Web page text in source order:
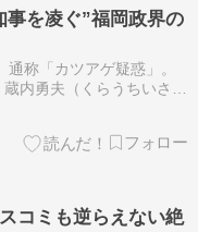
を凌ぐ”福岡政界の
称「カツアゲ疑惑」。
内勇夫（くらうちいさ
コミも逆らえない絶